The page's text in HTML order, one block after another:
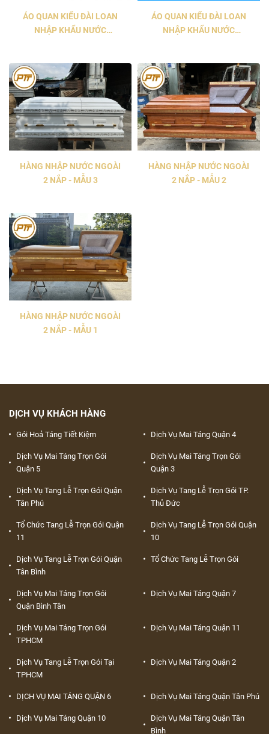
ÁO QUAN KIỂU ĐÀI LOAN
NHẬP KHẨU NƯỚC
ÁO QUAN KIỂU ĐÀI LOAN
NHẬP KHẨU NƯỚC
HÀNG NHẬP NƯỚC NGOÀI
2 NẮP - MẪU 3
HÀNG NHẬP NƯỚC NGOÀI
2 NẮP - MẪU 2
HÀNG NHẬP NƯỚC NGOÀI
2 NẮP - MẪU 1
DỊCH VỤ KHÁCH HÀNG
Gói Hoả Táng Tiết Kiệm Dịch Vụ Mai Táng Quận 4
Dịch Vụ Mai Táng Trọn Gói
Quận 5
Dịch Vụ Mai Táng Trọn Gói
Quận 3
Dịch Vụ Tang Lễ Trọn Gói Quận
Tân Phú
Dịch Vụ Tang Lễ Trọn Gói TP.
Thủ Đức
Tổ Chức Tang Lễ Trọn Gói Quận
11
Dịch Vụ Tang Lễ Trọn Gói Quận
10
Dịch Vụ Tang Lễ Trọn Gói Quận
Tân Bình
Tổ Chức Tang Lễ Trọn Gói
Dịch Vụ Mai Táng Trọn Gói
Quận Bình Tân
Dịch Vụ Mai Táng Quận 7
Dịch Vụ Mai Táng Trọn Gói
TPHCM
Dịch Vụ Mai Táng Quận 11
Dịch Vụ Tang Lễ Trọn Gói Tại
TPHCM
Dịch Vụ Mai Táng Quận 2
DỊCH VỤ MAI TÁNG QUẬN 6 Dịch Vụ Mai Táng Quận Tân Phú
Dịch Vụ Mai Táng Quận 10
Dịch Vụ Mai Táng Quận Tân
Bình